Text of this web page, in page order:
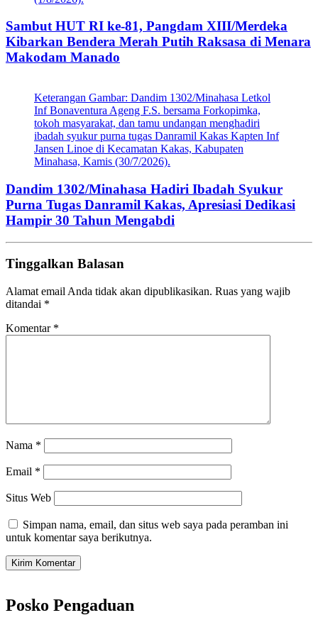
Sambut HUT RI ke-81, Pangdam XIII/Merdeka
Kibarkan Bendera Merah Putih Raksasa di Menara
Makodam Manado
Keterangan Gambar: Dandim 1302/Minahasa Letkol
Inf Bonaventura Ageng F.S. bersama Forkopimka,
tokoh masyarakat, dan tamu undangan menghadiri
ibadah syukur purna tugas Danramil Kakas Kapten Inf
Jansen Linoe di Kecamatan Kakas, Kabupaten
Minahasa, Kamis (30/7/2026).
Dandim 1302/Minahasa Hadiri Ibadah Syukur
Purna Tugas Danramil Kakas, Apresiasi Dedikasi
Hampir 30 Tahun Mengabdi
Tinggalkan Balasan
Alamat email Anda tidak akan dipublikasikan. Ruas yang wajib
ditandai *
Komentar *
Nama *
Email *
Situs Web
Simpan nama, email, dan situs web saya pada peramban ini
untuk komentar saya berikutnya.
Posko Pengaduan